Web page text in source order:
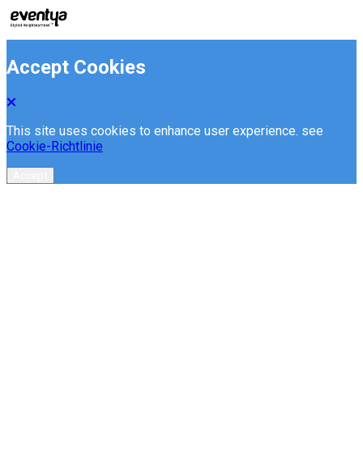
Accept Cookies
This site uses cookies to enhance user experience. see
Cookie-Richtlinie